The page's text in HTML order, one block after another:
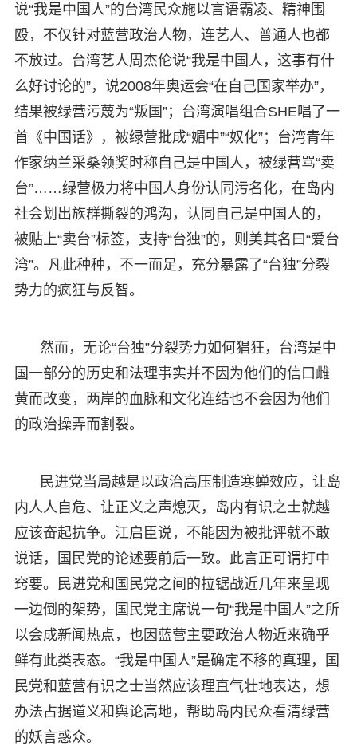
说“我是中国人”的台湾民众施以言语霸凌、精神围
殴，不仅针对蓝营政治人物，连艺人、普通人也都
不放过。台湾艺人周杰伦说“我是中国人，这事有什
么好讨论的”，说2008年奥运会“在自己国家举办”，
结果被绿营污蔑为“叛国”；台湾演唱组合SHE唱了一
首《中国话》，被绿营批成“媚中”“奴化”；台湾青年
作家纳兰采桑领奖时称自己是中国人，被绿营骂“卖
台”……绿营极力将中国人身份认同污名化，在岛内
社会划出族群撕裂的鸿沟，认同自己是中国人的，
被贴上“卖台”标签，支持“台独”的，则美其名曰“爱台
湾”。凡此种种，不一而足，充分暴露了“台独”分裂
势力的疯狂与反智。
然而，无论“台独”分裂势力如何猖狂，台湾是中
国一部分的历史和法理事实并不因为他们的信口雌
黄而改变，两岸的血脉和文化连结也不会因为他们
的政治操弄而割裂。
民进党当局越是以政治高压制造寒蝉效应，让岛
内人人自危、让正义之声熄灭，岛内有识之士就越
应该奋起抗争。江启臣说，不能因为被批评就不敢
说话，国民党的论述要前后一致。此言正可谓打中
窍要。民进党和国民党之间的拉锯战近几年来呈现
一边倒的架势，国民党主席说一句“我是中国人”之所
以会成新闻热点，也因蓝营主要政治人物近来确乎
鲜有此类表态。“我是中国人”是确定不移的真理，国
民党和蓝营有识之士当然应该理直气壮地表达，想
办法占据道义和舆论高地，帮助岛内民众看清绿营
的妖言惑众。